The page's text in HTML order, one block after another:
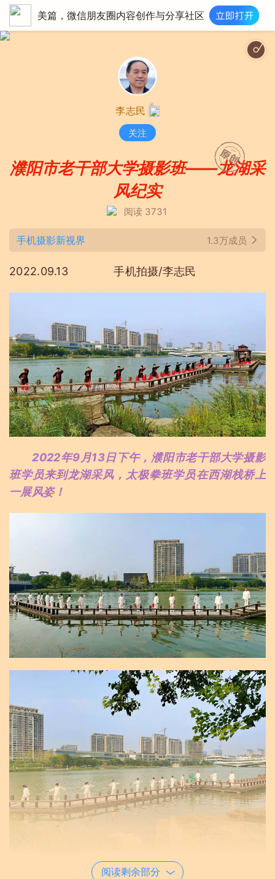
美篇，微信朋友圈内容创作与分享社区
李志民
关注
濮阳市老干部大学摄影班——龙湖采
风纪实
阅读 3731
手机摄影新视界 1.3万成员
2022.09.13 手机拍摄/李志民
2022年9月13日下午，濮阳市老干部大学摄影
班学员来到龙湖采风，太极拳班学员在西湖栈桥上
一展风姿！
阅读剩余部分